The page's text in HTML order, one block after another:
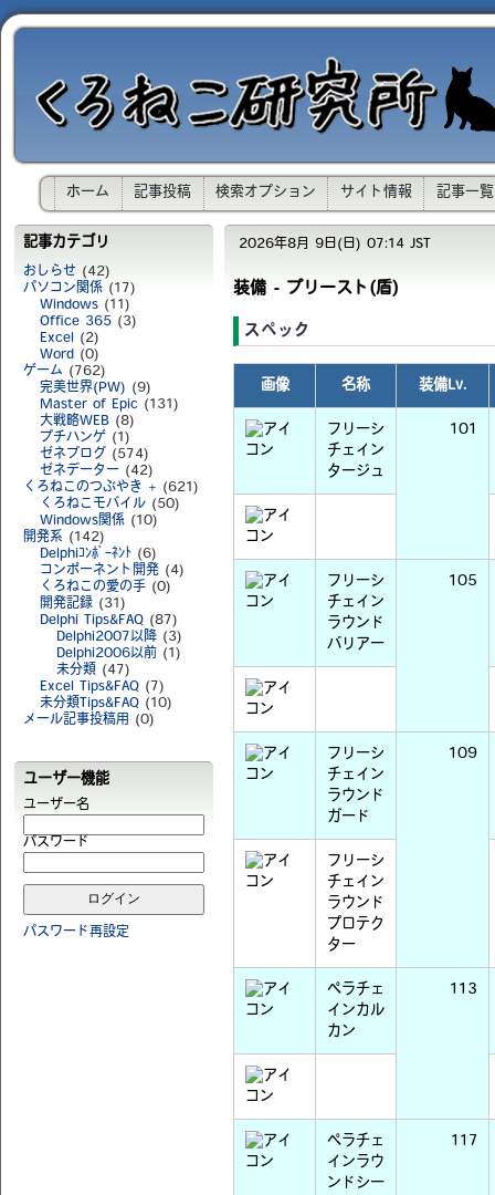
ホーム 記事投稿 検索オプション サイト情報 記事一覧
記事カテゴリ
おしらせ (42)
パソコン関係 (17)
Windows (11)
Office 365 (3)
Excel (2)
Word (0)
ゲーム (762)
完美世界(PW) (9)
Master of Epic (131)
大戦略WEB (8)
プチハンゲ (1)
ゼネブログ
(574)
ゼネデーター (42)
くろねこのつぶやき + (621)
くろねこモバイル (50)
Windows関係 (10)
開発系 (142)
Delphiｺﾝﾎﾟｰﾈﾝﾄ (6)
コンポーネント開発 (4)
くろねこの愛の手 (0)
開発記録 (31)
Delphi Tips&FAQ (87)
Delphi2007以降 (3)
Delphi2006以前 (1)
未分類 (47)
Excel Tips&FAQ (7)
未分類Tips&FAQ (10)
メール記事投稿用
(0)
ユーザー機能
ユーザー名
パスワード
パスワード再設定
2026年8月 9日(日) 07:14 JST
装備 - プリースト(盾)
スペック
画像 名称 装備Lv.
フリーシ
チェイン
タージュ
101
フリーシ
チェイン
ラウンド
バリアー
105
フリーシ
チェイン
ラウンド
ガード
109
フリーシ
チェイン
ラウンド
プロテク
ター
ペラチェ
インカル
カン
113
ペラチェ
インラウ
ンドシー
117